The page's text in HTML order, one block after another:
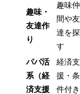
趣味・
友達作
り
趣味仲
間や友
達を探
す
パパ活
系（経
済支援
経済支
援・条
件付き